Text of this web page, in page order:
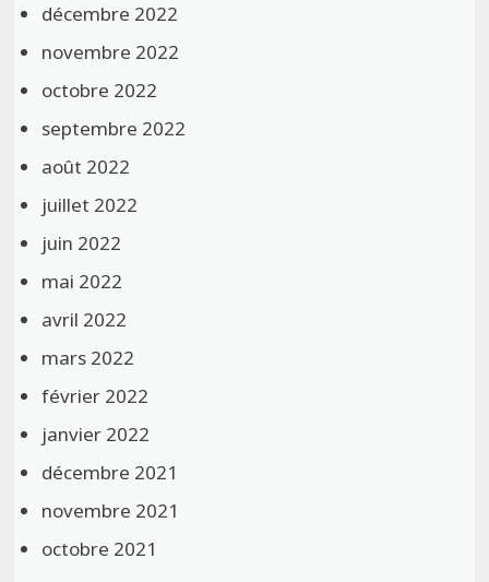
décembre 2022
novembre 2022
octobre 2022
septembre 2022
août 2022
juillet 2022
juin 2022
mai 2022
avril 2022
mars 2022
février 2022
janvier 2022
décembre 2021
novembre 2021
octobre 2021